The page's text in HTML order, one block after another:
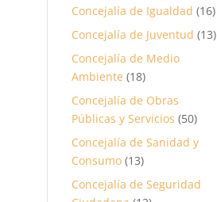
Concejalía de Igualdad (16)
Concejalía de Juventud (13)
Concejalía de Medio
Ambiente (18)
Concejalía de Obras
Públicas y Servicios (50)
Concejalía de Sanidad y
Consumo (13)
Concejalía de Seguridad